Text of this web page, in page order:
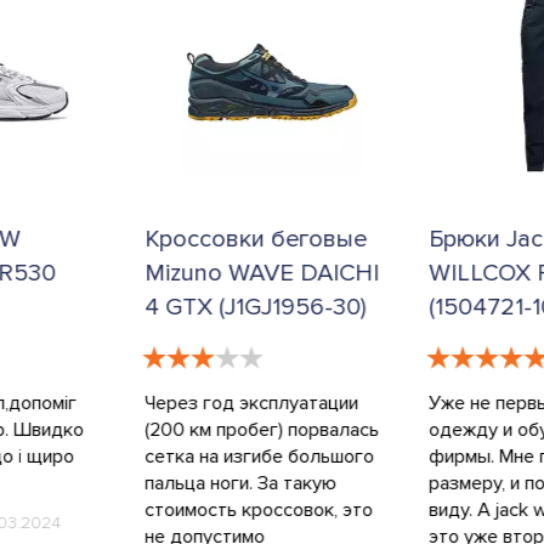
DAICHI
30)
это
Брюки Jack Wolfskin
WILLCOX PANTS MEN
(1504721-1010)
Уже не первый год покупаю
одежду и обувь этой
фирмы. Мне подходит. И по
размеру, и по внешнему
виду. А jack wolfskin willcox-
это уже вторые штаны
Wolfskin
LOW M
6265)
Согласен с
отзывом о
цвет
Локи